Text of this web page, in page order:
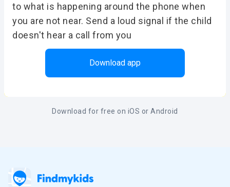
Download for free on iOS or Android
to what is happening around the phone when
you are not near. Send a loud signal if the child
doesn't hear a call from you
Download app